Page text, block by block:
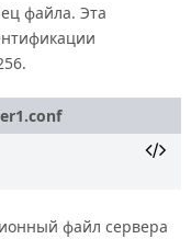
файла. Эта
файл сервера